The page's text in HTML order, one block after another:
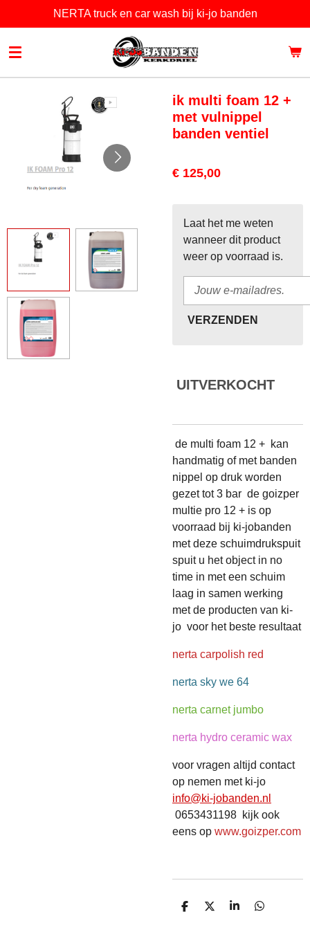
direct
naar
hoofdinhoud
NERTA truck en car wash bij ki-jo banden
ik multi foam 12 +
met vulnippel
banden ventiel
€ 125,00
Laat het me weten
wanneer dit product
weer op voorraad is.
VERZENDEN
UITVERKOCHT
de multi foam 12 + kan
handmatig of met banden
nippel op druk worden
gezet tot 3 bar de goizper
multie pro 12 + is op
voorraad bij ki-jobanden
met deze schuimdrukspuit
spuit u het object in no
time in met een schuim
laag in samen werking
met de producten van ki-
jo voor het beste resultaat
nerta carpolish red
nerta sky we 64
nerta carnet jumbo
nerta hydro ceramic wax
voor vragen altijd contact
op nemen met ki-jo
info@ki-jobanden.nl
0653431198 kijk ook
eens op www.goizper.com
D
D
S
D